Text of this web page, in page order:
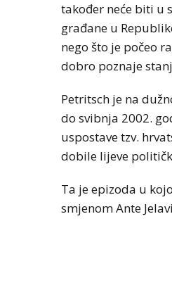
također neće biti u
građane u
nego što je počeo
dobro poznaje
Petritsch je na
do svibnja 2002.
uspostave tzv.
dobile lijeve
Ta je epizoda u
smjenom Ante